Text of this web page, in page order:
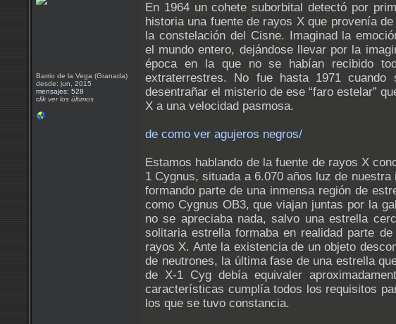
Barrio de la Vega (Granada)
desde: jun, 2015
mensajes: 528
clik ver los últimos
En 1964 un cohete suborbital detectó por
historia una fuente de rayos X que provenía
la constelación del Cisne. Imaginad la
el mundo entero, dejándose llevar por la
época en la que no se habían recibido
extraterrestres. No fue hasta 1971 cuando
desentrañar el misterio de ese “faro estelar”
X a una velocidad pasmosa.
de como ver agujeros negros/
Estamos hablando de la fuente de rayos X
1 Cygnus, situada a 6.070 años luz de nuestra
formando parte de una inmensa región de
como Cygnus OB3, que viajan juntas por la
no se apreciaba nada, salvo una estrella
solitaria estrella formaba en realidad parte
rayos X. Ante la existencia de un objeto
de neutrones, la última fase de una estrella
de X-1 Cyg debía equivaler
características cumplía todos los requisitos
los que se tuvo constancia.